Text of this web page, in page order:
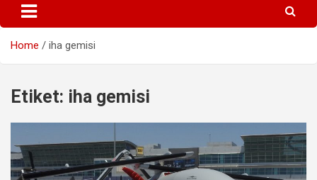
Home iha gemisi
Etiket: iha gemisi